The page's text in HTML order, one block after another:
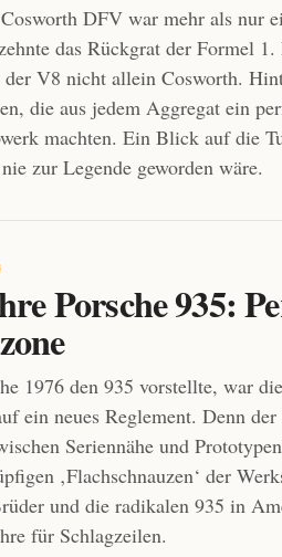
DFV war mehr als nur
das Rückgrat der Formel
der V8 nicht allein Cosworth.
die aus jedem Aggregat ein
machten. Ein Blick auf die
zur Legende geworden wäre.
Porsche 935:
1976 den 935 vorstellte, war
ein neues Reglement. Denn
Seriennähe und
‚Flachschnauzen‘ der
und die radikalen 935 in
für Schlagzeilen.